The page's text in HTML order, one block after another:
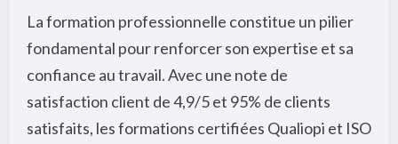
La formation professionnelle constitue un pilier
fondamental pour renforcer son expertise et sa
confiance au travail. Avec une note de
satisfaction client de 4,9/5 et 95% de clients
satisfaits, les formations certifiées Qualiopi et ISO